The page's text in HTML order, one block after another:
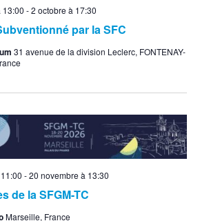
par la SFC
13:00 -2 octobre à 17:30
31 avenue de la division Leclerc, FONTENAY-
de la SFGM-TC
-20 novembre à 13:30
Marseille, France